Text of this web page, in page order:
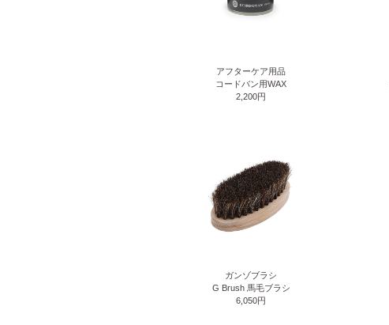
アフターケア用品
コードバン用WAX
2,200円
ガンゾブラシ
G Brush 馬毛ブラシ
6,050円